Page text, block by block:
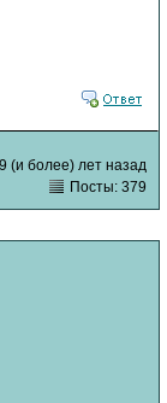
9 (и более) лет назад
Посты: 379